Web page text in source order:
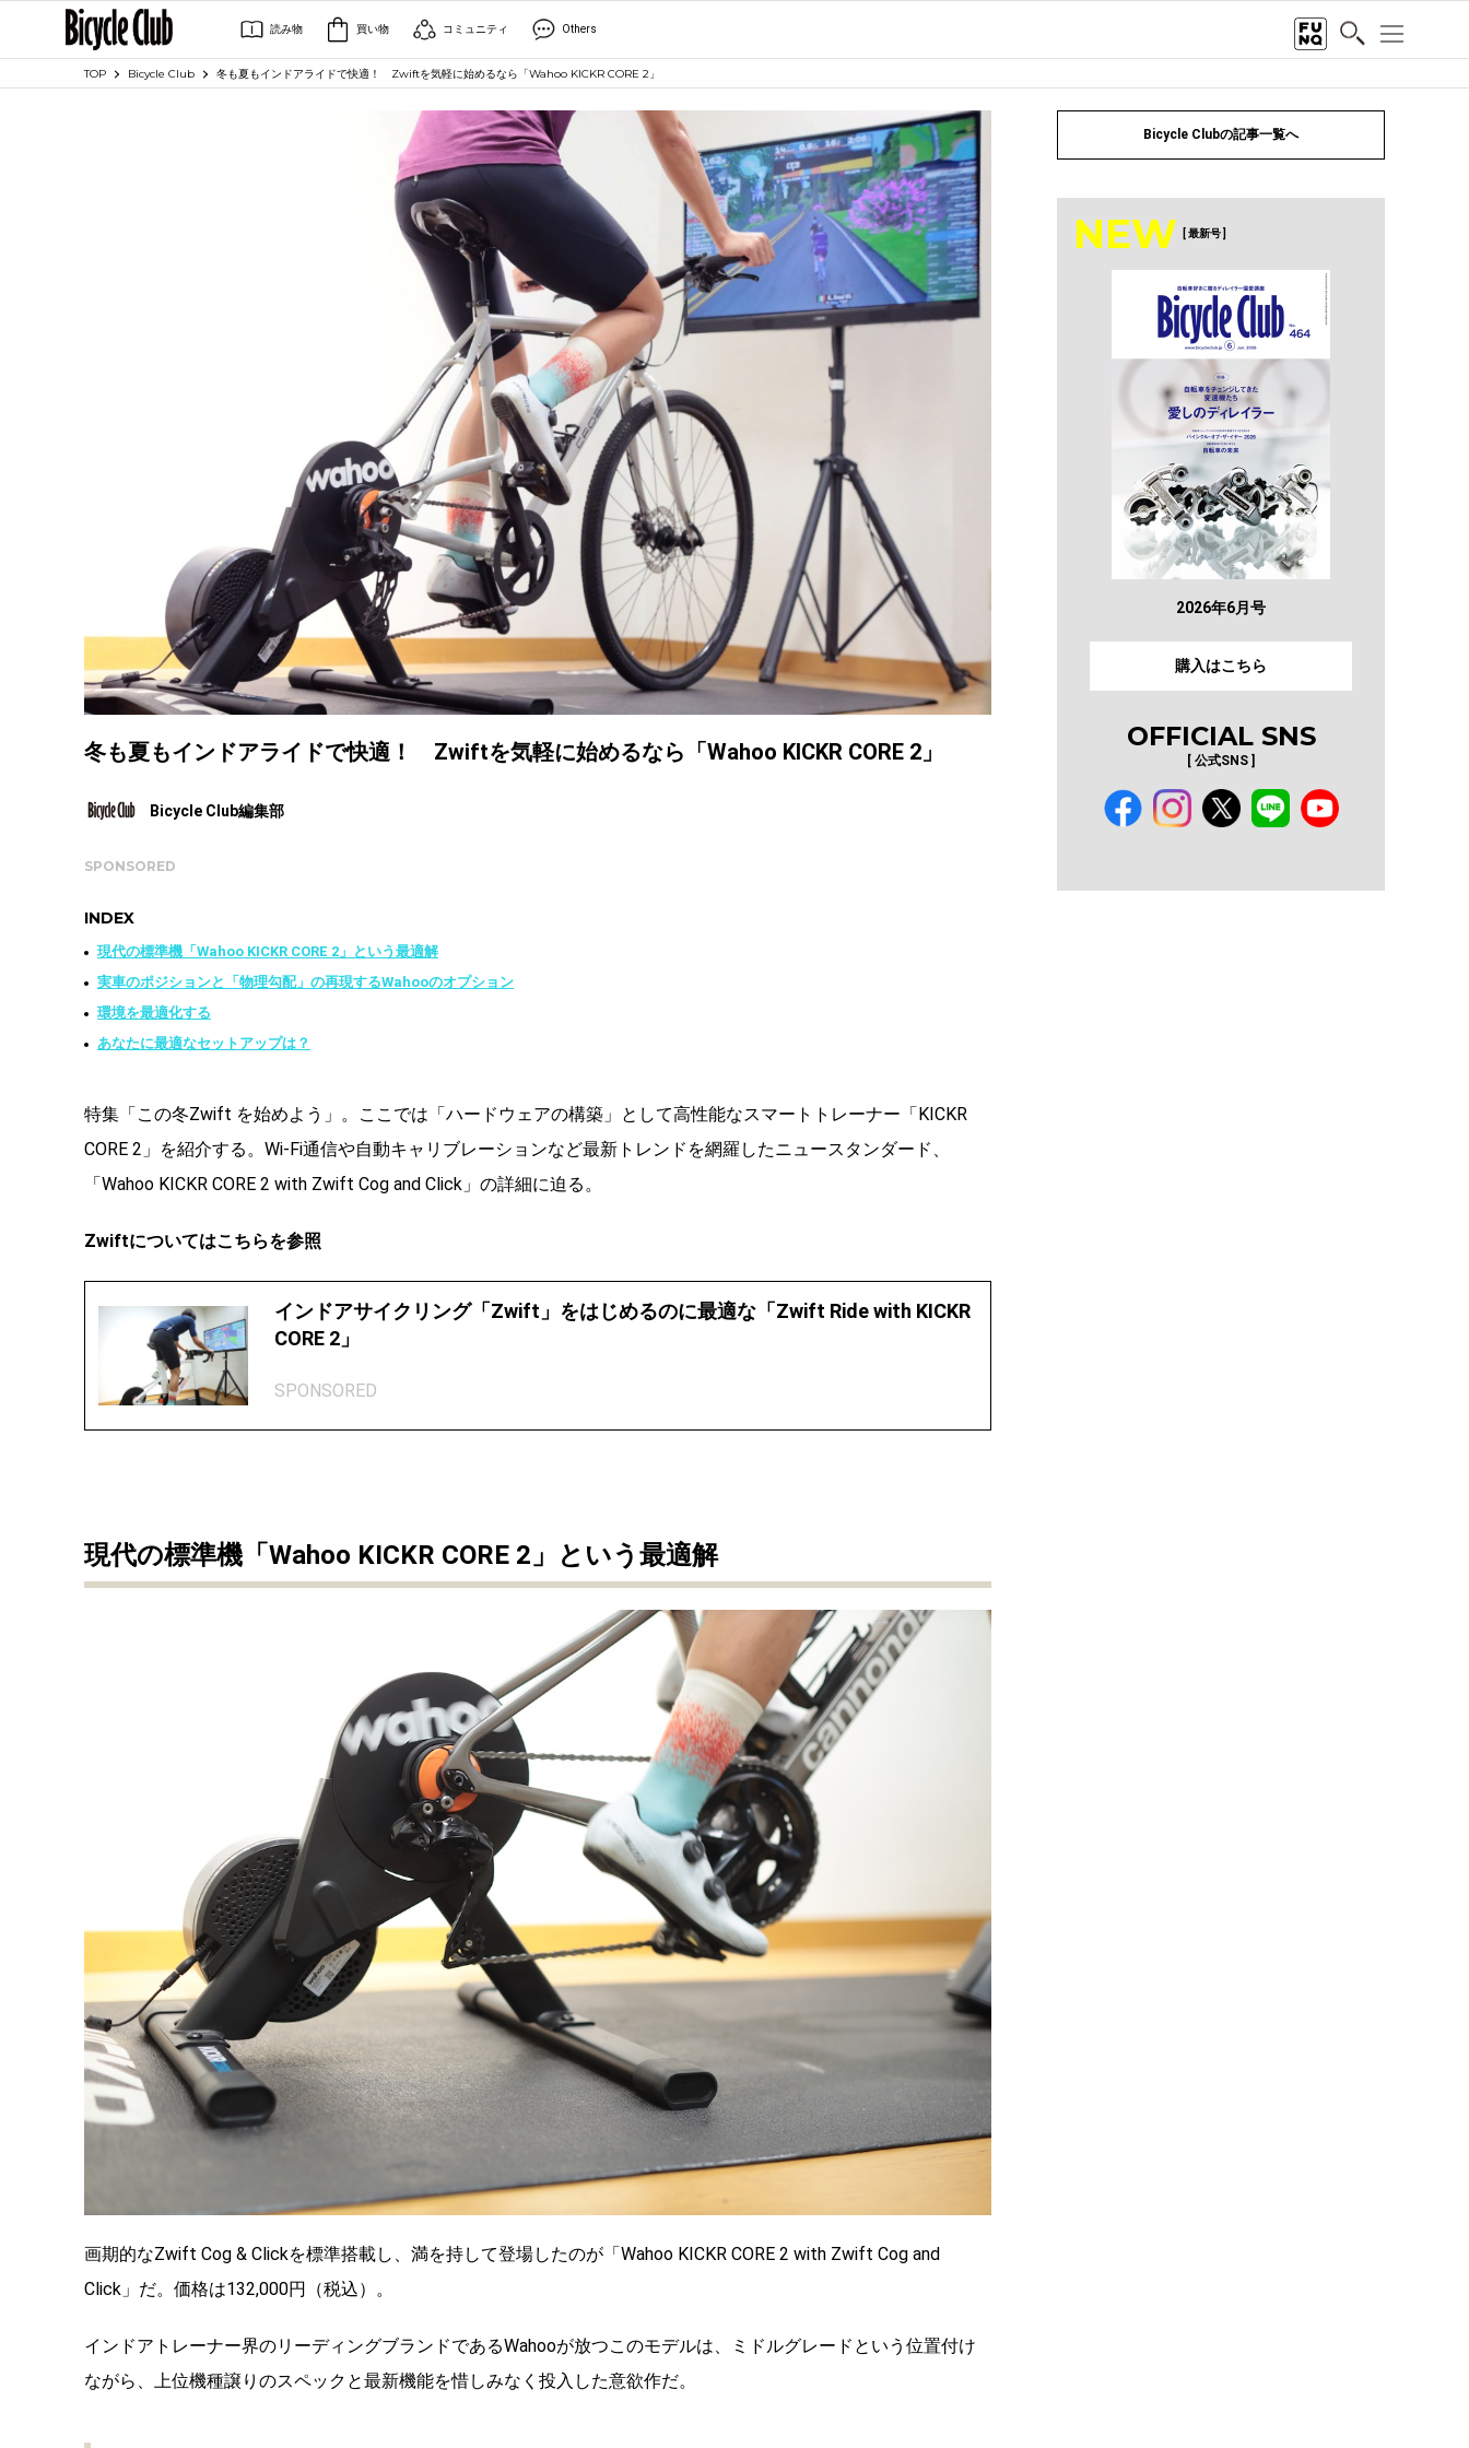
読み物 買い物 コミュニティ Others
TOP Bicycle Club 冬も夏もインドアライドで快適！ Zwiftを気軽に始めるなら「Wahoo KICKR CORE 2」
冬も夏もインドアライドで快適！ Zwiftを気軽に始めるなら「Wahoo KICKR CORE 2」
Bicycle Club編集部
SPONSORED
INDEX
現代の標準機「Wahoo KICKR CORE 2」という最適解
実車のポジションと「物理勾配」の再現するWahooのオプション
環境を最適化する
あなたに最適なセットアップは？
特集「この冬Zwift を始めよう」。ここでは「ハードウェアの構築」として高性能なスマートトレーナー「KICKR
CORE 2」を紹介する。Wi-Fi通信や自動キャリブレーションなど最新トレンドを網羅したニュースタンダード、
「Wahoo KICKR CORE 2 with Zwift Cog and Click」の詳細に迫る。
Zwiftについてはこちらを参照
インドアサイクリング「Zwift」をはじめるのに最適な「Zwift Ride with KICKR
CORE 2」
SPONSORED
現代の標準機「Wahoo KICKR CORE 2」という最適解
画期的なZwift Cog & Clickを標準搭載し、満を持して登場したのが「Wahoo KICKR CORE 2 with Zwift Cog and
Click」だ。価格は132,000円（税込）。
インドアトレーナー界のリーディングブランドであるWahooが放つこのモデルは、ミドルグレードという位置付け
ながら、上位機種譲りのスペックと最新機能を惜しみなく投入した意欲作だ。
Bicycle Clubの記事一覧へ
NEW [ 最新号 ]
2026年6月号
購入はこちら
OFFICIAL SNS
[ 公式SNS ]